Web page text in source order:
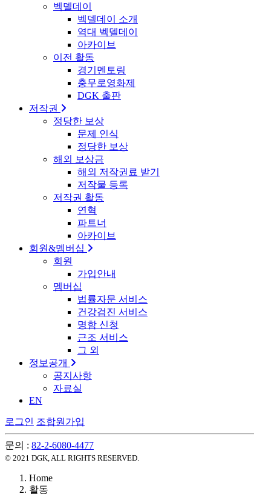
벡델데이
벡델데이 소개
역대 벡델데이
아카이브
이전 활동
경기멘토링
충무로영화제
DGK 출판
저작권
정당한 보상
문제 인식
정당한 보상
해외 보상금
해외 저작권료 받기
저작물 등록
저작권 활동
연혁
파트너
아카이브
회원&멤버십
회원
가입안내
멤버십
법률자문 서비스
건강검진 서비스
명함 신청
근조 서비스
그 외
정보공개
공지사항
자료실
EN
로그인 조합원가입
문의 : 82-2-6080-4477
© 2021 DGK, ALL RIGHTS RESERVED.
Home
활동